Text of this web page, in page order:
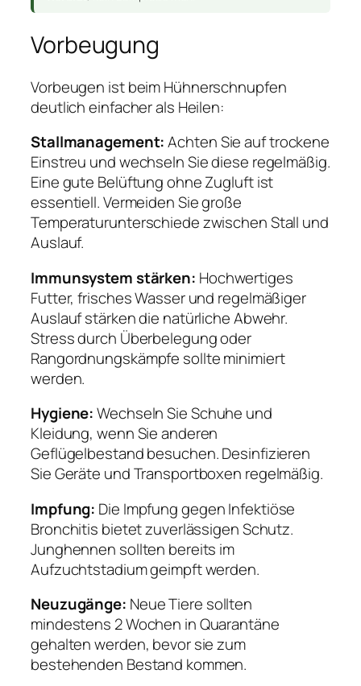
Vorbeugung
Vorbeugen ist beim Hühnerschnupfen
deutlich einfacher als Heilen:
Stallmanagement:Achten Sie auf trockene
Einstreu und wechseln Sie diese regelmäßig.
Eine gute Belüftung ohne Zugluft ist
essentiell. Vermeiden Sie große
Temperaturunterschiede zwischen Stall und
Auslauf.
Immunsystem stärken: Hochwertiges
Futter, frisches Wasser und regelmäßiger
Auslauf stärken die natürliche Abwehr.
Stress durch Überbelegung oder
Rangordnungskämpfe sollte minimiert
werden.
Hygiene:Wechseln Sie Schuhe und
Kleidung, wenn Sie anderen
Geflügelbestand besuchen. Desinfizieren
Sie Geräte und Transportboxen regelmäßig.
Impfung: Die Impfung gegen Infektiöse
Bronchitis bietet zuverlässigen Schutz.
Junghennen sollten bereits im
Aufzuchtstadium geimpft werden.
Neuzugänge: Neue Tiere sollten
mindestens 2 Wochen in Quarantäne
gehalten werden, bevor sie zum
bestehenden Bestand kommen.